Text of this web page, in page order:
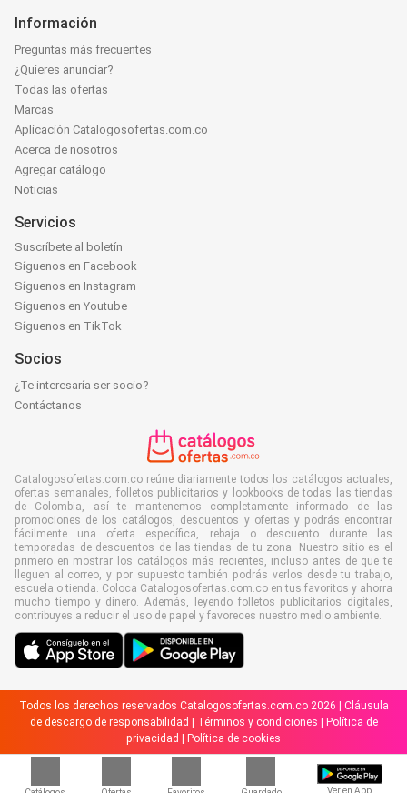
Ver en App
Información
Preguntas más frecuentes
¿Quieres anunciar?
Todas las ofertas
Marcas
Aplicación Catalogosofertas.com.co
Acerca de nosotros
Agregar catálogo
Noticias
Servicios
Suscríbete al boletín
Síguenos en Facebook
Síguenos en Instagram
Síguenos en Youtube
Síguenos en TikTok
Socios
¿Te interesaría ser socio?
Contáctanos
Catalogosofertas.com.co reúne diariamente todos los catálogos actuales,
ofertas semanales, folletos publicitarios y lookbooks de todas las tiendas
de Colombia, así te mantenemos completamente informado de las
promociones de los catálogos, descuentos y ofertas y podrás encontrar
fácilmente una oferta específica, rebaja o descuento durante las
temporadas de descuentos de las tiendas de tu zona. Nuestro sitio es el
primero en mostrar los catálogos más recientes, incluso antes de que te
lleguen al correo, y por supuesto también podrás verlos desde tu trabajo,
escuela o tienda. Coloca Catalogosofertas.com.co en tus favoritos y ahorra
mucho tiempo y dinero. Además, leyendo folletos publicitarios digitales,
contribuyes a reducir el uso de papel y favoreces nuestro medio ambiente.
Todos los derechos reservados Catalogosofertas.com.co 2026 | Cláusula
de descargo de responsabilidad
Términos y condiciones
Política de
privacidad
Política de cookies